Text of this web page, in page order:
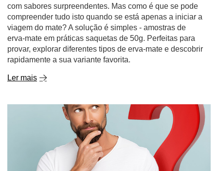
com sabores surpreendentes. Mas como é que se pode
compreender tudo isto quando se está apenas a iniciar a
viagem do mate? A solução é simples - amostras de
erva-mate em práticas saquetas de 50g. Perfeitas para
provar, explorar diferentes tipos de erva-mate e descobrir
rapidamente a sua variante favorita.
Ler mais